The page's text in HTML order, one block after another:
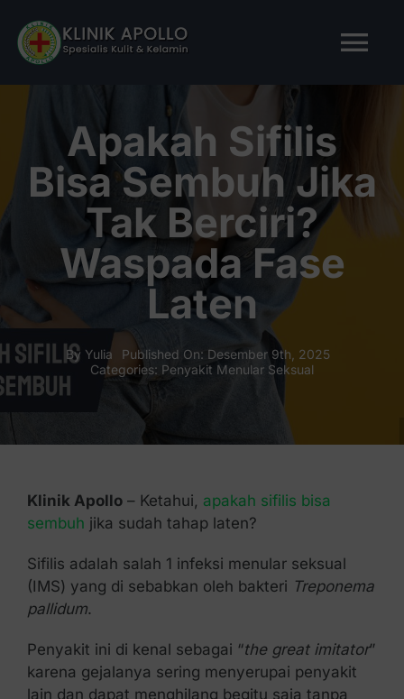
content
TENTANG KAMI
LAYANAN KAMI
Tanya Apollo
Apakah Sifilis
Bisa Sembuh Jika
Tak Berciri?
Waspada Fase
Laten
By Yulia
Published On: Desember 9th, 2025
Categories: Penyakit Menular Seksual
Klinik Apollo– Ketahui, apakah sifilis bisa
sembuh jika sudah tahap laten?
Sifilis adalah salah 1 infeksi menular seksual
(IMS) yang di sebabkan oleh bakteri Treponema
pallidum.
Penyakit ini di kenal sebagai “the great imitator”
karena gejalanya sering menyerupai penyakit
lain dan dapat menghilang begitu saja tanpa